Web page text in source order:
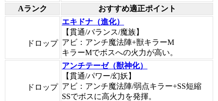
Aランク
おすすめ適正ポイント
ドロップ
エキドナ（進化）
【貫通/バランス/魔族】
アビ：アンチ魔法陣+獣キラーM
キラーMでボスへの火力が高い。
ドロップ
アンチテーゼ（獣神化）
【貫通/パワー/幻妖】
アビ：アンチ魔法陣/弱点キラー+SS短縮
SSでボスに高火力を発揮。